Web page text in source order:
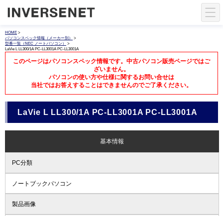
HOME >
パソコンスペック情報（メーカー別）
>
型番一覧（NEC ノートパソコン）
>
LaVie L LL300/1A PC-LL3001A PC-LL3001A
このページはパソコンスペック情報です。中古パソコン販売ページではご
ざいません。
パソコンの使い方や仕様に関するお問い合せは
当社ではお答えすることはできませんのでご了承ください。
LaVie L LL300/1A PC-LL3001A PC-LL3001A
基本情報
PC分類
ノートブックパソコン
製品画像